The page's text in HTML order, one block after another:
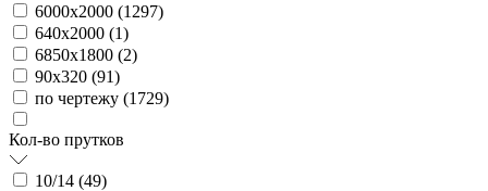
6000х2000 (1297)
640х2000 (1)
6850х1800 (2)
90х320 (91)
по чертежу (1729)
Кол-во прутков
10/14 (49)